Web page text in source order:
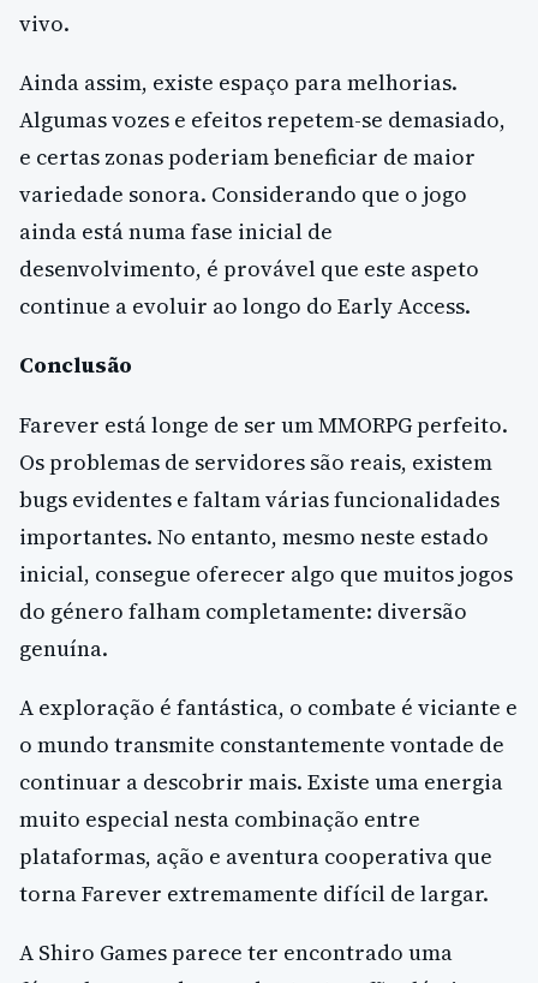
vivo.
Ainda assim, existe espaço para melhorias.
Algumas vozes e efeitos repetem-se demasiado,
e certas zonas poderiam beneficiar de maior
variedade sonora. Considerando que o jogo
ainda está numa fase inicial de
desenvolvimento, é provável que este aspeto
continue a evoluir ao longo do Early Access.
Conclusão
Farever está longe de ser um MMORPG perfeito.
Os problemas de servidores são reais, existem
bugs evidentes e faltam várias funcionalidades
importantes. No entanto, mesmo neste estado
inicial, consegue oferecer algo que muitos jogos
do género falham completamente: diversão
genuína.
A exploração é fantástica, o combate é viciante e
o mundo transmite constantemente vontade de
continuar a descobrir mais. Existe uma energia
muito especial nesta combinação entre
plataformas, ação e aventura cooperativa que
torna Farever extremamente difícil de largar.
A Shiro Games parece ter encontrado uma